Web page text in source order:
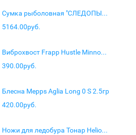
Сумка рыболовная "СЛЕДОПЫТ" Base Lure Bag XL, 38х26х25 см, цв. серый + 5 коробок Luno
5164.00руб.
Виброхвост Frapp Hustle Minnow 4" цв. #31
390.00руб.
Блесна Mepps Aglia Long 0 S 2.5гр
420.00руб.
Ножи для ледобура Тонар Helios 110(R) (полукруглые/ мокрый лед) правое вращение